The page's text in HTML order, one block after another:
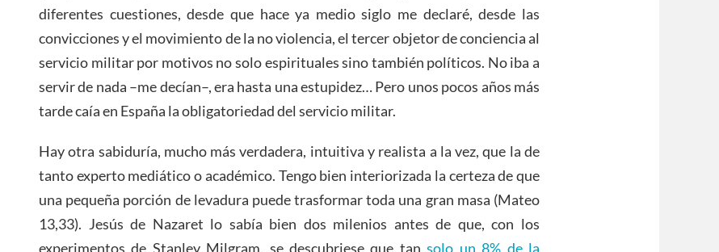
diferentes cuestiones, desde que hace ya medio siglo me declaré, desde las
convicciones y el movimiento de la no violencia, el tercer objetor de conciencia al
servicio militar por motivos no solo espirituales sino también políticos. No iba a
servir de nada –me decían–, era hasta una estupidez… Pero unos pocos años más
tarde caía en España la obligatoriedad del servicio militar.
Hay otra sabiduría, mucho más verdadera, intuitiva y realista a la vez, que la de
tanto experto mediático o académico. Tengo bien interiorizada la certeza de que
una pequeña porción de levadura puede trasformar toda una gran masa (Mateo
13,33). Jesús de Nazaret lo sabía bien dos milenios antes de que, con los
experimentos de Stanley Milgram, se descubriese que tansolo un 8% de la